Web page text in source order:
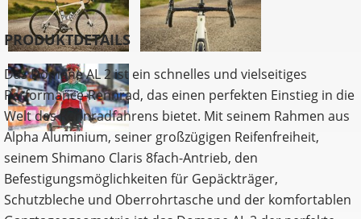
PRODUKTDETAILS
Das Domane AL 2 ist ein schnelles und vielseitiges
Performance-Rennrad, das einen perfekten Einstieg in die
Welt des Rennradfahrens bietet. Mit seinem Rahmen aus
Alpha Aluminium, seiner großzügigen Reifenfreiheit,
seinem Shimano Claris 8fach-Antrieb, den
Befestigungsmöglichkeiten für Gepäckträger,
Schutzbleche und Oberrohrtasche und der komfortablen